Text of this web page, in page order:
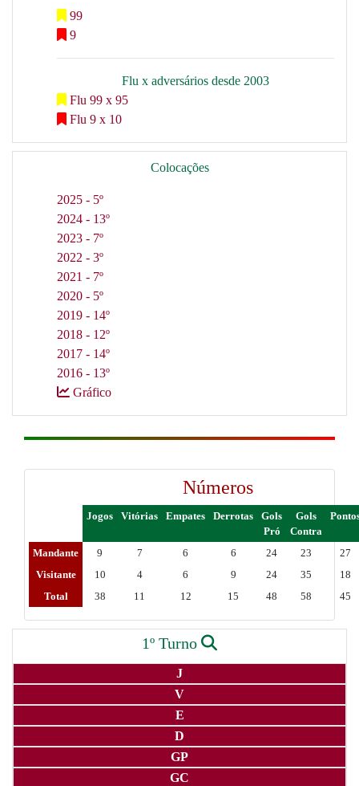
99
9
Flu x adversários desde 2003
Flu 99 x 95
Flu 9 x 10
Colocações
2025 - 5º
2024 - 13º
2023 - 7º
2022 - 3º
2021 - 7º
2020 - 5º
2019 - 14º
2018 - 12º
2017 - 14º
2016 - 13º
Gráfico
Números
Jogos Vitórias Empates Derrotas
Gols
Pró
Gols
Contra
Mandante 9 7 6 6 24 23
27
Visitante
10 4 6 9 24 35
18
Total
38 11 12 15 48 58 45
1º Turno
J
V
E
D
GP
GC